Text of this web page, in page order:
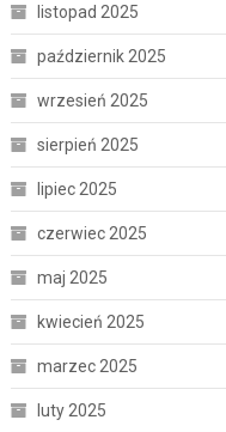
listopad 2025
październik 2025
wrzesień 2025
sierpień 2025
lipiec 2025
czerwiec 2025
maj 2025
kwiecień 2025
marzec 2025
luty 2025